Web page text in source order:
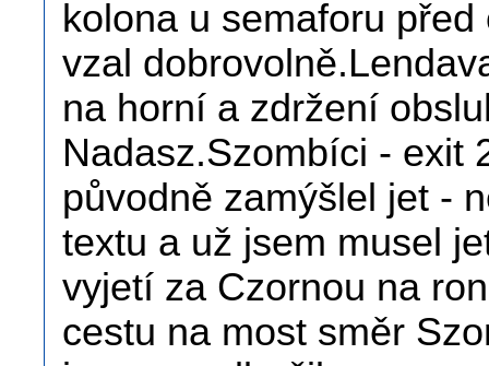
kolona u semaforu
vzal
na horní a zdržení
Nadasz.Szombíci - exit
původně zamýšlel jet -
textu a už jsem musel
vyjetí za Czornou na
cestu na most směr